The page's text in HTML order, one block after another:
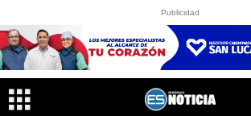
Publicidad